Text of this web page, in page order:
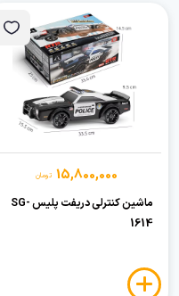
15,800,000 تومان
ماشین کنترلی دریفت پلیس SG-
1614